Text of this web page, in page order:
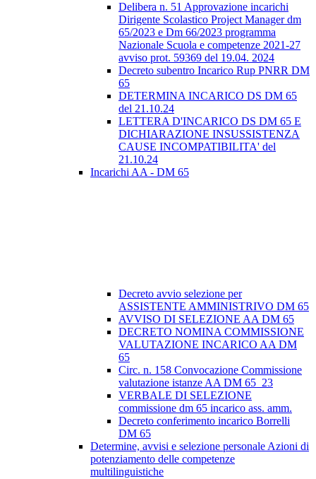
Delibera n. 51 Approvazione incarichi
Dirigente Scolastico Project Manager dm
65/2023 e Dm 66/2023 programma
Nazionale Scuola e competenze 2021-27
avviso prot. 59369 del 19.04. 2024
Decreto subentro Incarico Rup PNRR DM
65
DETERMINA INCARICO DS DM 65
del 21.10.24
LETTERA D'INCARICO DS DM 65 E
DICHIARAZIONE INSUSSISTENZA
CAUSE INCOMPATIBILITA' del
21.10.24
Incarichi AA - DM 65
Decreto avvio selezione per
ASSISTENTE AMMINISTRIVO DM 65
AVVISO DI SELEZIONE AA DM 65
DECRETO NOMINA COMMISSIONE
VALUTAZIONE INCARICO AA DM
65
Circ. n. 158 Convocazione Commissione
valutazione istanze AA DM 65_23
VERBALE DI SELEZIONE
commissione dm 65 incarico ass. amm.
Decreto conferimento incarico Borrelli
DM 65
Determine, avvisi e selezione personale Azioni di
potenziamento delle competenze
multilinguistiche